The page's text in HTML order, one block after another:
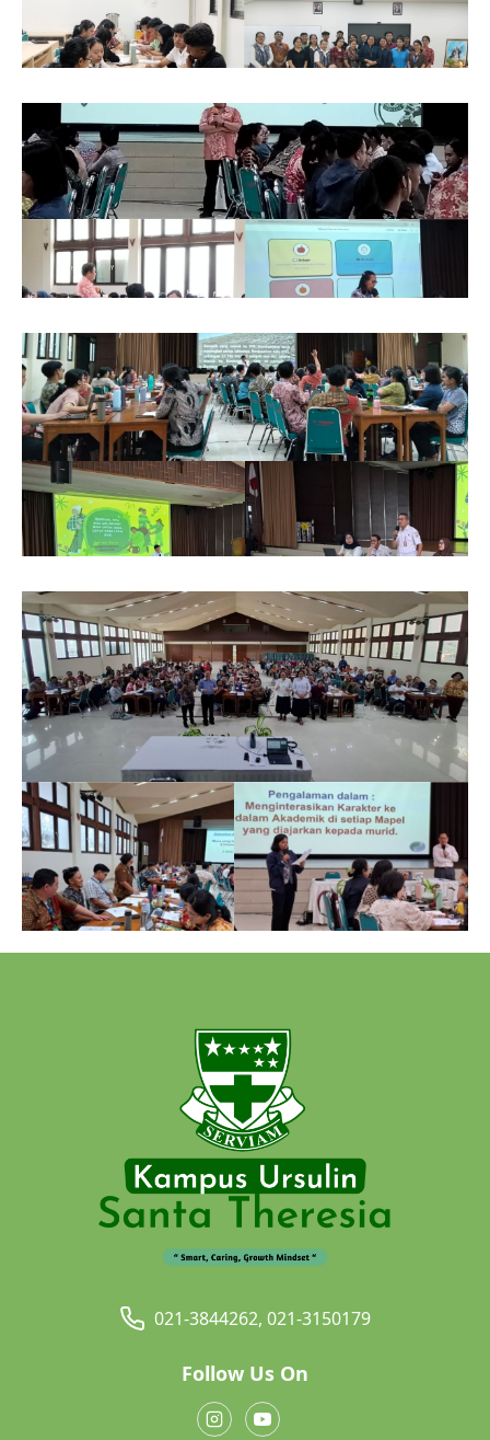
021-3844262, 021-3150179
Follow Us On